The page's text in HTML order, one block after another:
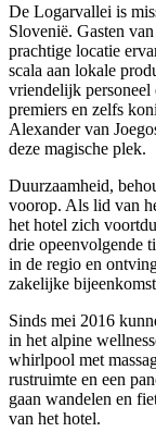
De Logarvallei is
Slovenië. Gasten
prachtige locatie
scala aan lokale
vriendelijk personeel
premiers en zelfs
Alexander van
deze magische plek.
Duurzaamheid,
voorop. Als lid van
het hotel zich
drie opeenvolgende
in de regio en
zakelijke
Sinds mei 2016
in het alpine
whirlpool met
rustruimte en een
gaan wandelen en
van het hotel.